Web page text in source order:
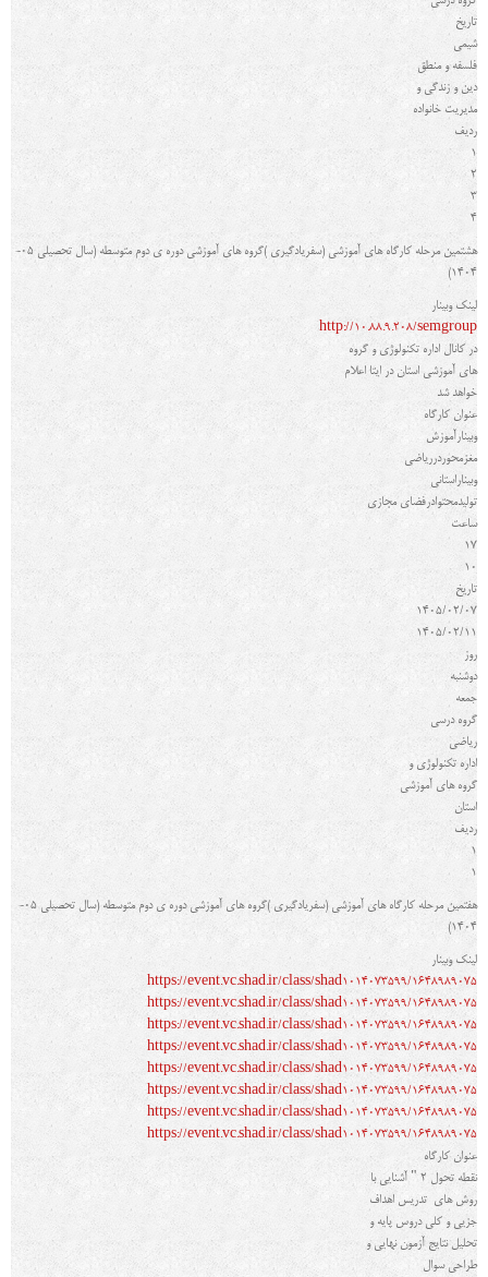
تاریخ
شیمی
فلسفه و منطق
دین و زندگی و
مدیریت خانواده
رديف
1
2
3
4
هشتمین مرحله کارگاه هاي آموزشی (سفریادگیري )گروه هاي آموزشی دوره ي دوم متوسطه (سال تحصیلی 05-
1404)
لینک وبینار
http://10.88.9.208/semgroup
در کانال اداره تکنولوژی و گروه
های آموزشی استان در ایتا اعلام
خواهد شد
عنوان کارگاه
وبینارآموزش
مغزمحوردرریاضی
وبیناراستانی
تولیدمحتوادرفضاي مجازي
ساعت
17
10
تاريخ
1405/02/07
1405/02/11
روز
دوشنبه
جمعه
گروه درسي
ریاضی
اداره تکنولوژی و
گروه های آموزشی
استان
رديف
1
1
هفتمین مرحله کارگاه هاي آموزشی (سفریادگیري )گروه هاي آموزشی دوره ي دوم متوسطه (سال تحصیلی 05-
1404)
لینک وبینار
https://event.vc.shad.ir/class/shad1014073599/1648989075
https://event.vc.shad.ir/class/shad1014073599/1648989075
https://event.vc.shad.ir/class/shad1014073599/1648989075
https://event.vc.shad.ir/class/shad1014073599/1648989075
https://event.vc.shad.ir/class/shad1014073599/1648989075
https://event.vc.shad.ir/class/shad1014073599/1648989075
https://event.vc.shad.ir/class/shad1014073599/1648989075
https://event.vc.shad.ir/class/shad1014073599/1648989075
عنوان کارگاه
نقطه تحول 2 " آشنایی با
روش های تدریس اهداف
جزیی و کلی دروس پایه و
تحلیل نتایج آزمون نهایی و
طراحی سوال